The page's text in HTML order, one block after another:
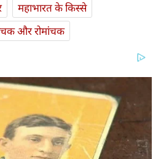
महाभारत के किस्से
और रोमांचक